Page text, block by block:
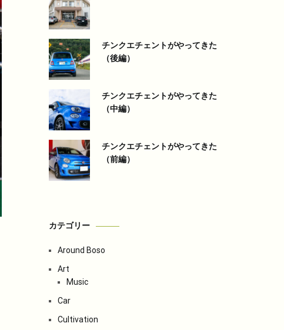
チンクエチェントがやってきた
（後編）
チンクエチェントがやってきた
（中編）
チンクエチェントがやってきた
（前編）
カテゴリー
Around Boso
Art
Music
Car
Cultivation